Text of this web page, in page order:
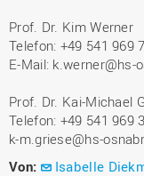
Prof. Dr. Kim Werner
Telefon: +49 541 969
E-Mail: k.werner@hs-
Prof. Dr. Kai-Michael
Telefon: +49 541 969
k-m.griese@hs-
Von:
Isabelle